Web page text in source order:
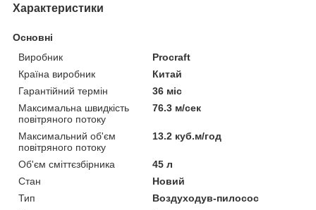
Характеристики
Основні
Виробник
Procraft
Країна виробник
Китай
Гарантійний термін
36 міс
Максимальна швидкість
повітряного потоку
76.3 м/сек
Максимальний об'єм
повітряного потоку
13.2 куб.м/год
Об'єм сміттєзбірника
45 л
Стан
Новий
Тип
Воздуходув-пилосос